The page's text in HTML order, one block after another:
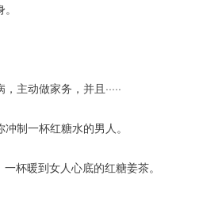
主动做家务，并且·····
制一杯红糖水的男人。
杯暖到女人心底的红糖姜茶。